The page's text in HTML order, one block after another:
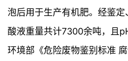
泡后用于生产有机肥。经鉴
酸液重量共计7300余吨，且
环境部《危险废物鉴别标准